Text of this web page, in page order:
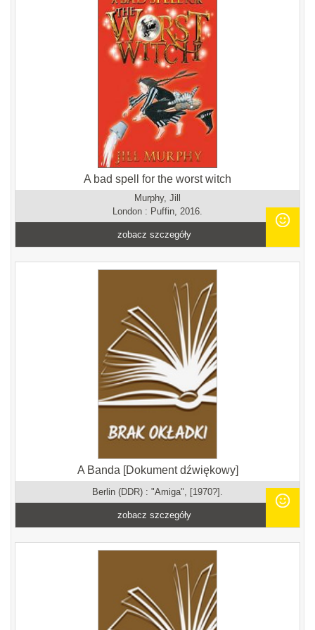
A bad spell for the worst witch
Murphy, Jill
London : Puffin, 2016.
zobacz szczegóły
A Banda [Dokument dźwiękowy]
Berlin (DDR) : "Amiga", [1970?].
zobacz szczegóły